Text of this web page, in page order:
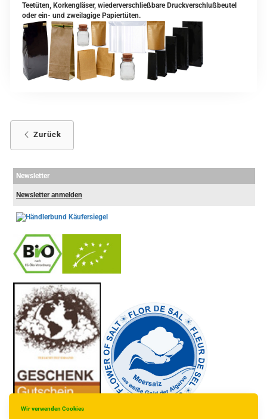
Wir verwenden Cookies
Teetüten, Korkengläser, wiederverschließbare Druckverschlußbeutel
oder ein- und zweilagige Papiertüten.
Zurück
Newsletter
Newsletter anmelden